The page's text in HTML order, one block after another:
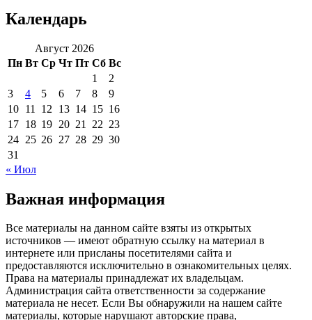
Календарь
Август 2026
Пн Вт Ср Чт Пт Сб Вс
1
2
3
4 5 6 7 8
9
10 11 12 13 14 15 16
17 18 19 20 21 22 23
24 25 26 27 28 29 30
31
« Июл
Важная информация
Все материалы на данном сайте взяты из открытых
источников — имеют обратную ссылку на материал в
интернете или присланы посетителями сайта и
предоставляются исключительно в ознакомительных целях.
Права на материалы принадлежат их владельцам.
Администрация сайта ответственности за содержание
материала не несет. Если Вы обнаружили на нашем сайте
материалы, которые нарушают авторские права,